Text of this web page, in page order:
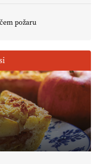
požaru